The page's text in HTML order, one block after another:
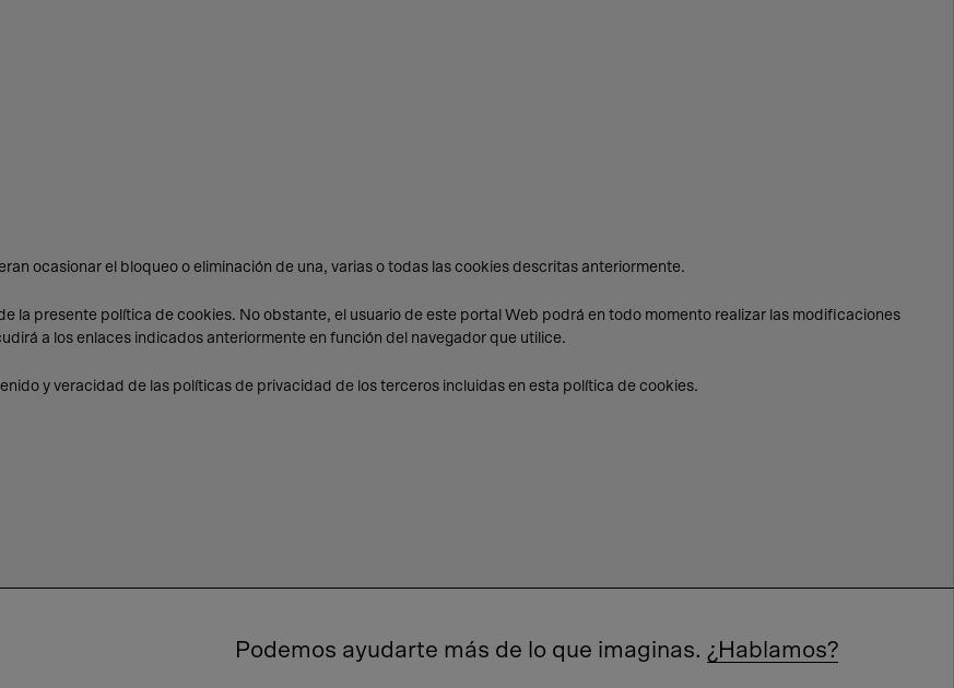
ocasionar el bloqueo o eliminación de una, varias o todas las cookies descritas anteriormente.
la presente política de cookies. No obstante, el usuario de este portal Web podrá en todo momento realizar las modificaciones
a los enlaces indicados anteriormente en función del navegador que utilice.
y veracidad de las políticas de privacidad de los terceros incluidas en esta política de cookies.
Podemos ayudarte más de lo que imaginas. ¿Hablamos?